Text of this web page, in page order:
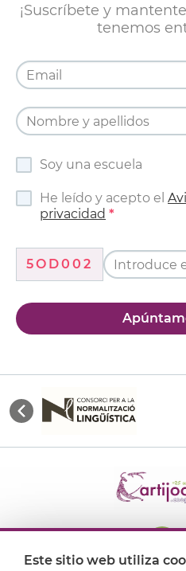
¡Suscríbete y
tenemos
Soy una escuela
He leído y acepto el
privacidad
5OD002
Este sitio web utiliza